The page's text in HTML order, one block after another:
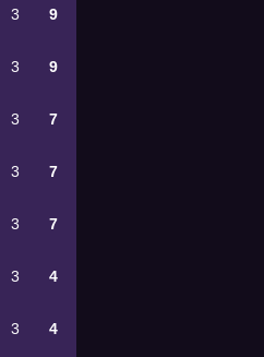
3 9
3 9
3 7
3 7
3 7
3 4
3 4